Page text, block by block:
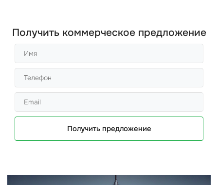
Получить коммерческое предложение
Получить предложение